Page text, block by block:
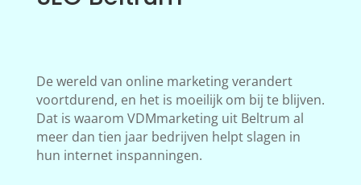
De wereld van online marketing verandert
voortdurend, en het is moeilijk om bij te blijven.
Dat is waarom VDMmarketing uit Beltrum al
meer dan tien jaar bedrijven helpt slagen in
hun internet inspanningen.